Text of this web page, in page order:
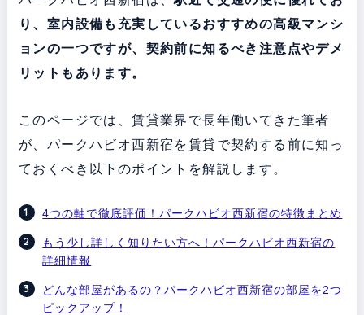
り、室内設備も充実しているおすすめの高級マンシ
ョンの一つですが、契約前に知るべき注意点やデメ
リットもあります。
このページでは、賃貸業界で長年働いてきた筆者
が、パークハビオ西新宿を賃貸で契約する前に知っ
ておくべき以下のポイントを解説します。
4つの軸で徹底評価！パークハビオ西新宿の特徴まとめ
もう少し詳しく知りたい方へ！パークハビオ西新宿の
詳細情報
どんな部屋があるの？パークハビオ西新宿の部屋を2つ
ピックアップ！